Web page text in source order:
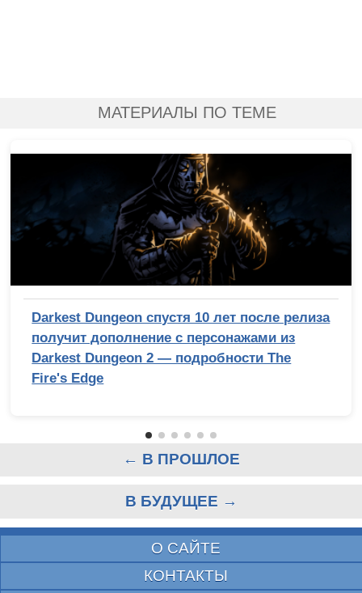
МАТЕРИАЛЫ ПО ТЕМЕ
Darkest Dungeon спустя 10 лет после релиза
получит дополнение с персонажами из
Darkest Dungeon 2 — подробности The
Fire's Edge
← В ПРОШЛОЕ
В БУДУЩЕЕ →
О САЙТЕ
КОНТАКТЫ